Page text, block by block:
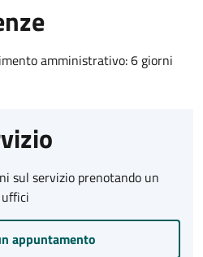
amministrativo: 6 giorni
sul servizio prenotando un
appuntamento